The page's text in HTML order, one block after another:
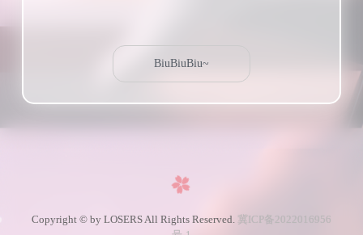
Copyright © by LOSERS All Rights Reserved. 冀ICP备2022016956